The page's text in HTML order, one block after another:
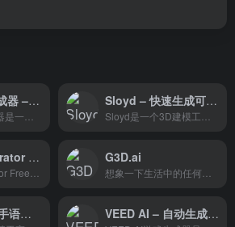
AI游戏素材生成器 – AI游戏开发辅助工具 Sloyd – 快速生成可定制 3D 模型
AI RPG Generator Freeplay – AI角色扮演游戏内容生成工具 G3D.ai
智慧手语 – Al手语数字人实现了文字内容的语义理解，将其翻译合成手语，并通过虚拟数字人华同学进行播报 VEED AI – 自动生成游戏图像工具